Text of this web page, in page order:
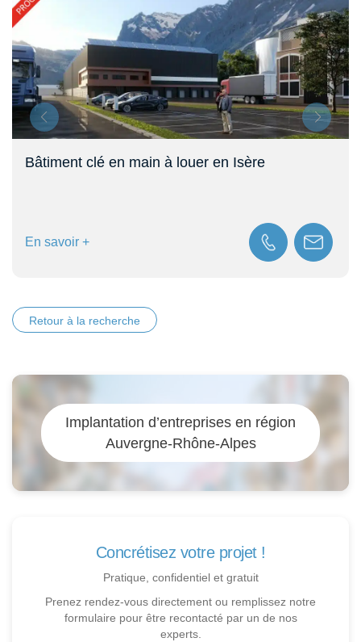
Bâtiment clé en main à louer en Isère
En savoir +
Retour à la recherche
Implantation d’entreprises en région
Auvergne-Rhône-Alpes
Concrétisez votre projet !
Pratique, confidentiel et gratuit
Prenez rendez-vous directement ou remplissez notre
formulaire pour être recontacté par un de nos
experts.